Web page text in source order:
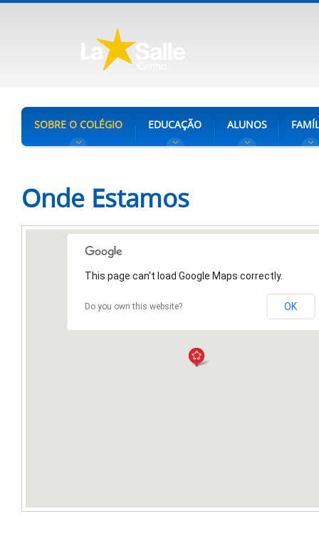
SOBRE O COLÉGIO EDUCAÇÃO ALUNOS
Onde Estamos
This page can't load Google Maps correctly.
Do you own this website? OK